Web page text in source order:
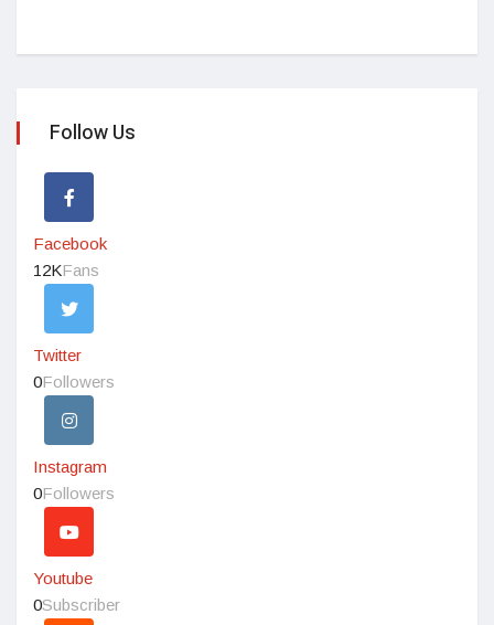
Follow Us
Facebook
12KFans
Twitter
0Followers
Instagram
0Followers
Youtube
0Subscriber